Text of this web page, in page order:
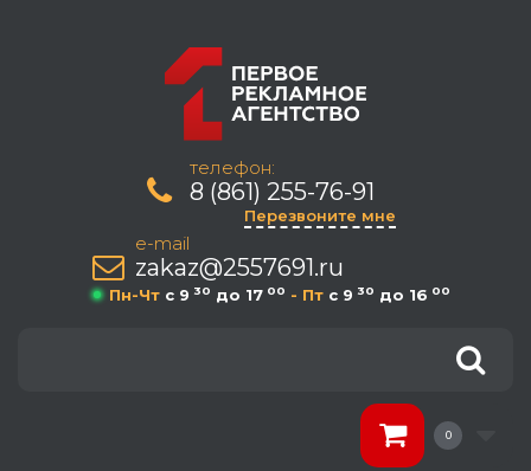
телефон:
8 (861) 255-76-91
Перезвоните мне
e-mail
zakaz@2557691.ru
Пн-Чт c 9 30 до 17 00 - Пт c 9 30 до 16 00
0